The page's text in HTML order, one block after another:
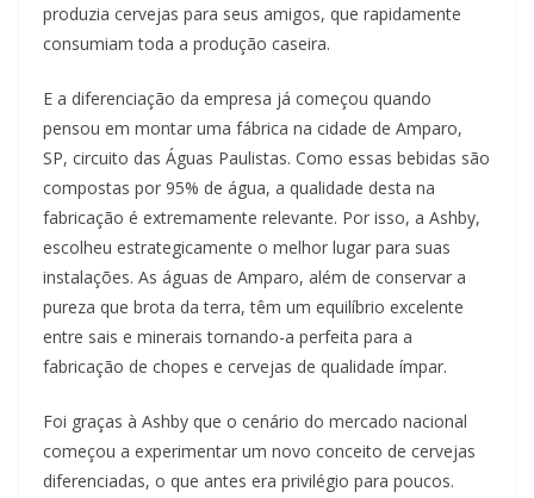
produzia cervejas para seus amigos, que rapidamente
consumiam toda a produção caseira.
E a diferenciação da empresa já começou quando
pensou em montar uma fábrica na cidade de Amparo,
SP, circuito das Águas Paulistas. Como essas bebidas são
compostas por 95% de água, a qualidade desta na
fabricação é extremamente relevante. Por isso, a Ashby,
escolheu estrategicamente o melhor lugar para suas
instalações. As águas de Amparo, além de conservar a
pureza que brota da terra, têm um equilíbrio excelente
entre sais e minerais tornando-a perfeita para a
fabricação de chopes e cervejas de qualidade ímpar.
Foi graças à Ashby que o cenário do mercado nacional
começou a experimentar um novo conceito de cervejas
diferenciadas, o que antes era privilégio para poucos.